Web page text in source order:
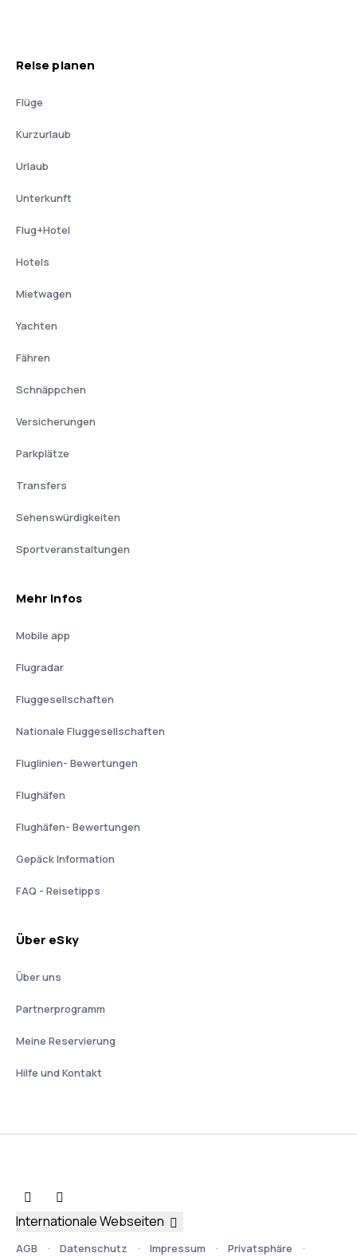
Reise planen
Flüge
Kurzurlaub
Urlaub
Unterkunft
Flug+Hotel
Hotels
Mietwagen
Yachten
Fähren
Schnäppchen
Versicherungen
Parkplätze
Transfers
Sehenswürdigkeiten
Sportveranstaltungen
Mehr Infos
Mobile app
Flugradar
Fluggesellschaften
Nationale Fluggesellschaften
Fluglinien- Bewertungen
Flughäfen
Flughäfen- Bewertungen
Gepäck Information
FAQ - Reisetipps
Über eSky
Über uns
Partnerprogramm
Meine Reservierung
Hilfe und Kontakt
AGB Datenschutz Impressum Privatsphäre
Internationale Webseiten